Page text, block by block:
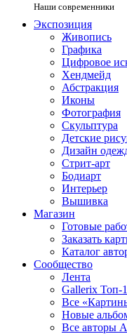
Наши современники
Экспозиция
Живопись
Графика
Цифровое
Хендмейд
Абстракция
Иконы
Фотография
Скульптура
Детские
Дизайн
Стрит-арт
Бодиарт
Интерьер
Вышивка
Магазин
Готовые
Заказать
Каталог
Сообщество
Лента
Gallerix Топ-
Все
Новые
Все авторы